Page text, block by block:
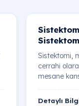
Sistektomi,
cerrahi
mesane
Detaylı